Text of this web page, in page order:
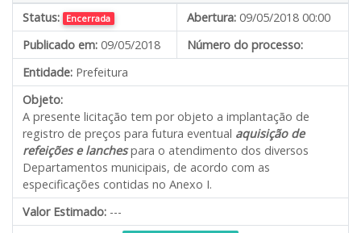
Status: Encerrada Abertura: 09/05/2018 00:00
Publicado em: 09/05/2018
Número do processo:
Entidade: Prefeitura
Objeto:
A presente licitação tem por objeto a implantação de
registro de preços para futura eventual aquisição de
refeições e lanches para o atendimento dos diversos
Departamentos municipais, de acordo com as
especificações contidas no Anexo I.
Valor Estimado: ---